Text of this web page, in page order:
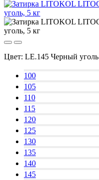
Цвет: LE.145 Черный уголь
100
105
110
115
120
125
130
135
140
145